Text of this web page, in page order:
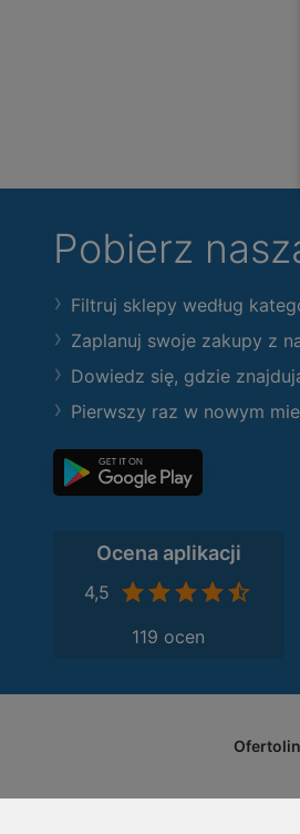
Pobierz
Filtruj sklepy według
Zaplanuj swoje zakupy z
Dowiedz się, gdzie
Pierwszy raz w nowym
Ocena aplikacji
4,5
119 ocen